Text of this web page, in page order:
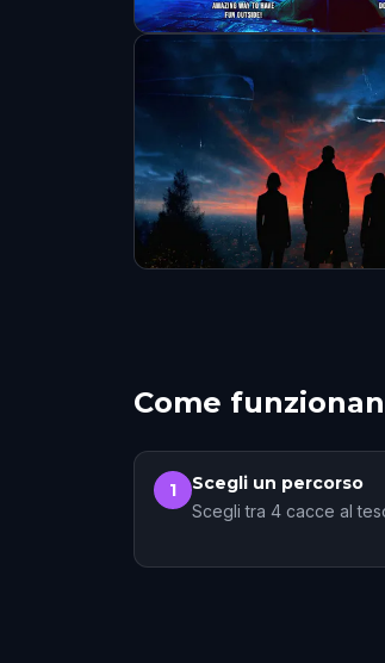
Come
1 Scegli un percorso
Scegli tra 4 cacce al